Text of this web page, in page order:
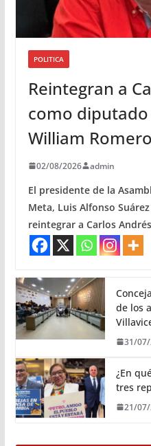
POLITICA
Reintegran a
como
William Romero
02/08/2026 admin
El presidente de la
Meta, Luis Alfonso
reintegrar a Carlos
de los
31/
¿En
tres
21/